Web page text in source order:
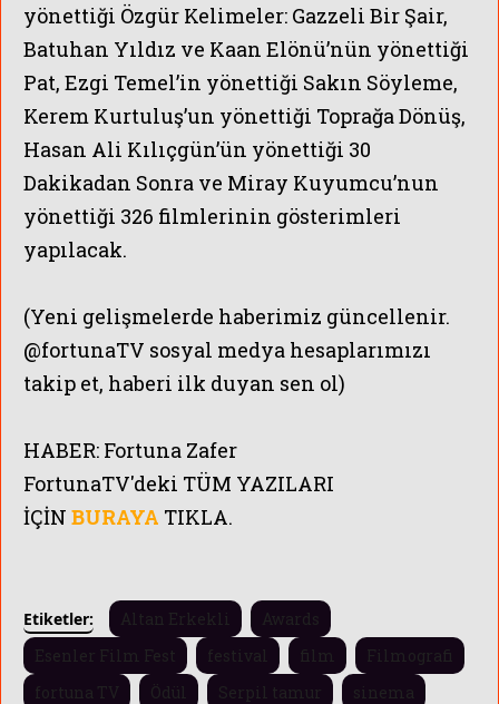
yönettiği Özgür Kelimeler: Gazzeli Bir Şair,
Batuhan Yıldız ve Kaan Elönü’nün yönettiği
Pat, Ezgi Temel’in yönettiği Sakın Söyleme,
Kerem Kurtuluş’un yönettiği Toprağa Dönüş,
Hasan Ali Kılıçgün’ün yönettiği 30
Dakikadan Sonra ve Miray Kuyumcu’nun
yönettiği 326 filmlerinin gösterimleri
yapılacak.
(Yeni gelişmelerde haberimiz güncellenir.
@fortunaTV sosyal medya hesaplarımızı
takip et, haberi ilk duyan sen ol)
HABER: Fortuna Zafer
FortunaTV'deki TÜM YAZILARI
İÇİN BURAYA TIKLA.
Etiketler: Altan Erkekli
Awards
Esenler Film Fest
festival film
Filmografi
fortuna TV
Ödül Serpil tamur
sinema